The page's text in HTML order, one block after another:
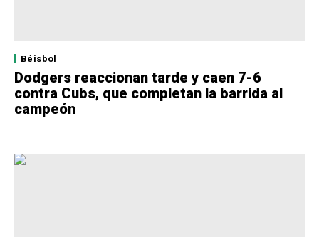
Béisbol
Dodgers reaccionan tarde y caen 7-6
contra Cubs, que completan la barrida al
campeón